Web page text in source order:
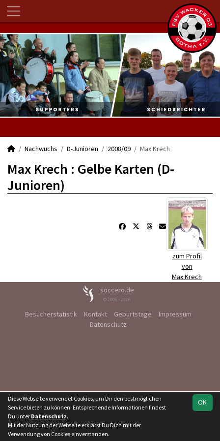
Nachwuchs D-Junioren 2008/09 Max Krech
Max Krech : Gelbe Karten (D-
Junioren)
zum Profil
von
Max Krech
soccero.de
© 2006 - 2026
Besucherstatistik Kontakt Geburtstage
Impressum
Datenschutz
OK
Diese Webseite verwendet Cookies, um Dir den bestmöglichen
Service bieten zu können. Entsprechende Informationen findest
Du unter Datenschutz.
Mit der Nutzung der Webseite erklärst Du Dich mit der
Verwendung von Cookies einverstanden.